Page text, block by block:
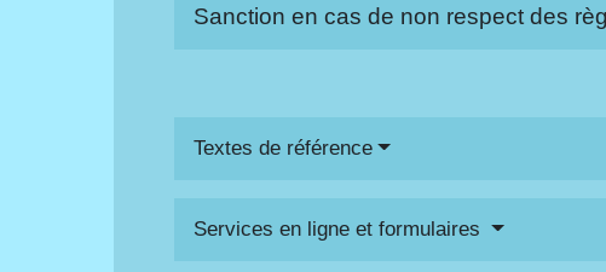
Sanction en cas de non respect des
Textes de référence
Services en ligne et formulaires